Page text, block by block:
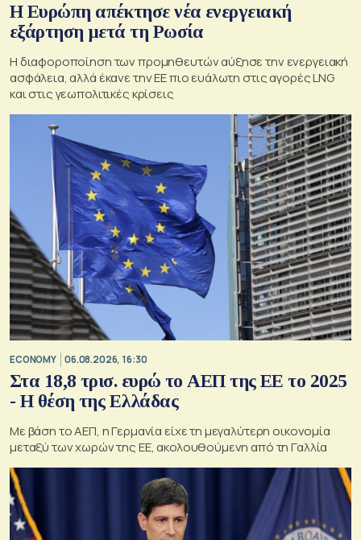
Η Ευρώπη απέκτησε νέα ενεργειακή
εξάρτηση μετά τη Ρωσία
Η διαφοροποίηση των προμηθευτών αύξησε την ενεργειακή
ασφάλεια, αλλά έκανε την ΕΕ πιο ευάλωτη στις αγορές LNG
και στις γεωπολιτικές κρίσεις
ECONOMY 06.08.2026, 16:30
Στα 18,8 τρισ. ευρώ το ΑΕΠ της ΕΕ το 2025
- Η θέση της Ελλάδας
Με βάση το ΑΕΠ, η Γερμανία είχε τη μεγαλύτερη οικονομία
μεταξύ των χωρών της ΕΕ, ακολουθούμενη από τη Γαλλία